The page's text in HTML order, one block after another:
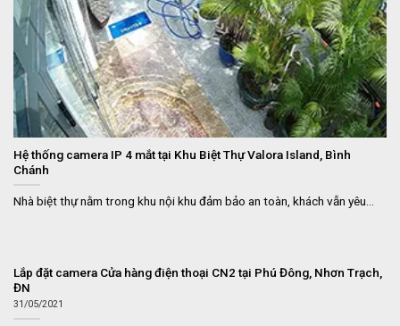
Hệ thống camera IP 4 mắt tại Khu Biệt Thự Valora Island, Bình
Chánh
Nhà biệt thự nằm trong khu nội khu đảm bảo an toàn, khách vẫn yêu...
Lắp đặt camera Cửa hàng điện thoại CN2 tại Phú Đông, Nhơn Trạch,
ĐN
31/05/2021